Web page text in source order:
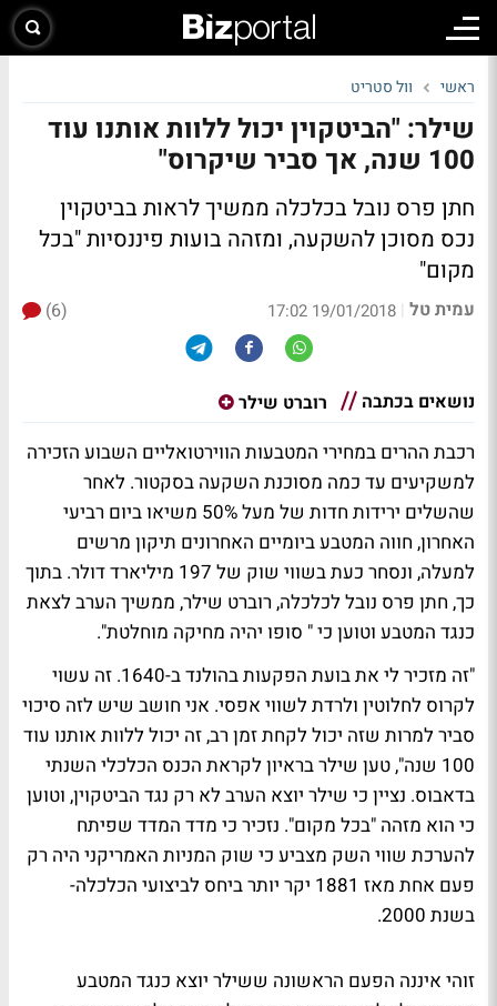
ראשי וול סטריט
שילר: "הביטקוין יכול ללוות אותנו עוד
100 שנה, אך סביר שיקרוס"
חתן פרס נובל בכלכלה ממשיך לראות בביטקוין
נכס מסוכן להשקעה, ומזהה בועות פיננסיות "בכל
מקום"
עמית טל |
19/01/2018 17:02
(6)
נושאים בכתבה רוברט שילר
רכבת ההרים במחירי המטבעות הווירטואליים השבוע הזכירה
למשקיעים עד כמה מסוכנת השקעה בסקטור. לאחר
שהשלים ירידות חדות של מעל 50% משיאו ביום רביעי
האחרון, חווה המטבע ביומיים האחרונים תיקון מרשים
למעלה, ונסחר כעת בשווי שוק של 197 מיליארד דולר. בתוך
כך, חתן פרס נובל לכלכלה, רוברט שילר, ממשיך הערב לצאת
כנגד המטבע וטוען כי " סופו יהיה מחיקה מוחלטת".
"זה מזכיר לי את בועת הפקעות בהולנד ב-1640. זה עשוי
לקרוס לחלוטין ולרדת לשווי אפסי. אני חושב שיש לזה סיכוי
סביר למרות שזה יכול לקחת זמן רב, זה יכול ללוות אותנו עוד
100 שנה", טען שילר בראיון לקראת הכנס הכלכלי השנתי
בדאבוס. נציין כי שילר יוצא הערב לא רק נגד הביטקוין, וטוען
כי הוא מזהה "בכל מקום". נזכיר כי מדד המדד שפיתח
להערכת שווי השק מצביע כי שוק המניות האמריקני היה רק
פעם אחת מאז 1881 יקר יותר ביחס לביצועי הכלכלה-
בשנת 2000.
זוהי איננה הפעם הראשונה ששילר יוצא כנגד המטבע